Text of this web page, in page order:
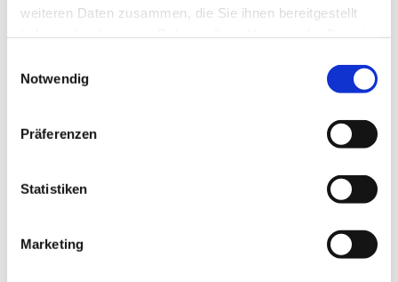
weiteren Daten zusammen, die Sie ihnen bereitgestellt
Notwendig
Präferenzen
Statistiken
Marketing
Dies könnte Sie auch
interessieren